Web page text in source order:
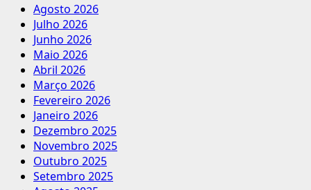
Agosto 2026
Julho 2026
Junho 2026
Maio 2026
Abril 2026
Março 2026
Fevereiro 2026
Janeiro 2026
Dezembro 2025
Novembro 2025
Outubro 2025
Setembro 2025